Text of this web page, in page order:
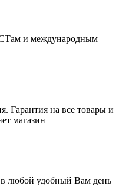
и международным
Гарантия на все товары и
магазин
в любой удобный Вам день